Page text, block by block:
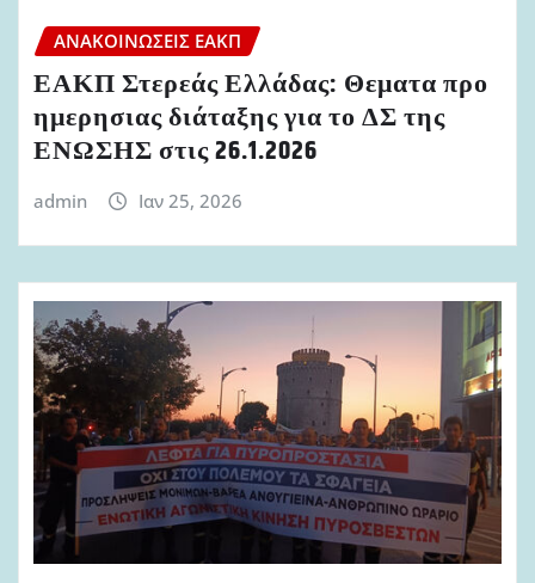
ΑΝΑΚΟΙΝΏΣΕΙΣ ΕΑΚΠ
ΕΑΚΠ Στερεάς Ελλάδας: Θεματα προ
ημερησιας διάταξης για το ΔΣ της
ΕΝΩΣΗΣ στις 26.1.2026
admin Ιαν 25, 2026